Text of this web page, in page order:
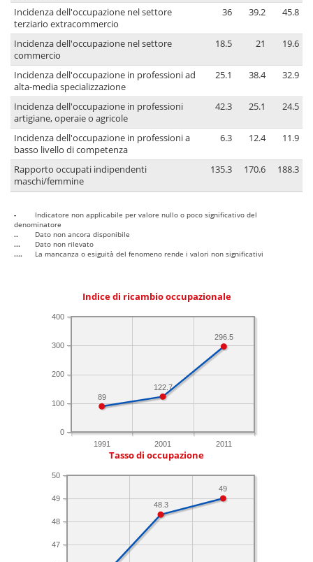
Incidenza dell'occupazione nel settore
terziario extracommercio
36 39.2 45.8
Incidenza dell'occupazione nel settore
commercio
18.5 21 19.6
Incidenza dell'occupazione in professioni ad
alta-media specializzazione
25.1 38.4 32.9
Incidenza dell'occupazione in professioni
artigiane, operaie o agricole
42.3 25.1 24.5
Incidenza dell'occupazione in professioni a
basso livello di competenza
6.3 12.4 11.9
Rapporto occupati indipendenti
maschi/femmine
135.3 170.6 188.3
-
Indicatore non applicabile per valore nullo o poco significativo del
denominatore
..
Dato non ancora disponibile
...
Dato non rilevato
....
La mancanza o esiguità del fenomeno rende i valori non significativi
Indice di ricambio occupazionale
1991 2001 2011
0
100
200
300
400
296.5
122.7
89
Tasso di occupazione
47
48
49
50
49
48.3